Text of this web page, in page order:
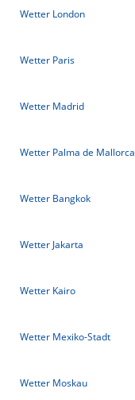
Wetter London
Wetter Paris
Wetter Madrid
Wetter Palma de Mallorca
Wetter Bangkok
Wetter Jakarta
Wetter Kairo
Wetter Mexiko-Stadt
Wetter Moskau